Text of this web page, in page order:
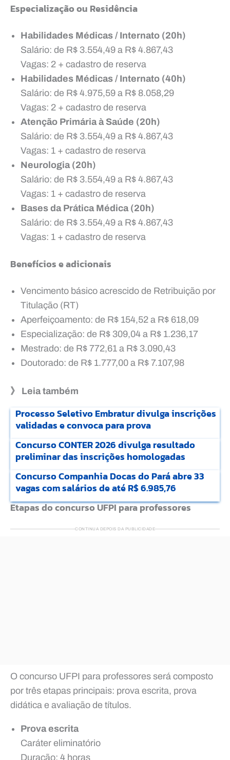
Especialização ou Residência
Habilidades Médicas / Internato (20h)
Salário: de R$ 3.554,49 a R$ 4.867,43
Vagas: 2 + cadastro de reserva
Habilidades Médicas / Internato (40h)
Salário: de R$ 4.975,59 a R$ 8.058,29
Vagas: 2 + cadastro de reserva
Atenção Primária à Saúde (20h)
Salário: de R$ 3.554,49 a R$ 4.867,43
Vagas: 1 + cadastro de reserva
Neurologia (20h)
Salário: de R$ 3.554,49 a R$ 4.867,43
Vagas: 1 + cadastro de reserva
Bases da Prática Médica (20h)
Salário: de R$ 3.554,49 a R$ 4.867,43
Vagas: 1 + cadastro de reserva
Benefícios e adicionais
Vencimento básico acrescido de Retribuição por
Titulação (RT)
Aperfeiçoamento: de R$ 154,52 a R$ 618,09
Especialização: de R$ 309,04 a R$ 1.236,17
Mestrado: de R$ 772,61 a R$ 3.090,43
Doutorado: de R$ 1.777,00 a R$ 7.107,98
》 Leia também
Processo Seletivo Embratur divulga inscrições
validadas e convoca para prova
Concurso CONTER 2026 divulga resultado
preliminar das inscrições homologadas
Concurso Companhia Docas do Pará abre 33
vagas com salários de até R$ 6.985,76
Etapas do concurso UFPI para professores
CONTINUA DEPOIS DA PUBLICIDADE
O concurso UFPI para professores será composto
por três etapas principais: prova escrita, prova
didática e avaliação de títulos.
Prova escrita
Caráter eliminatório
Duração: 4 horas